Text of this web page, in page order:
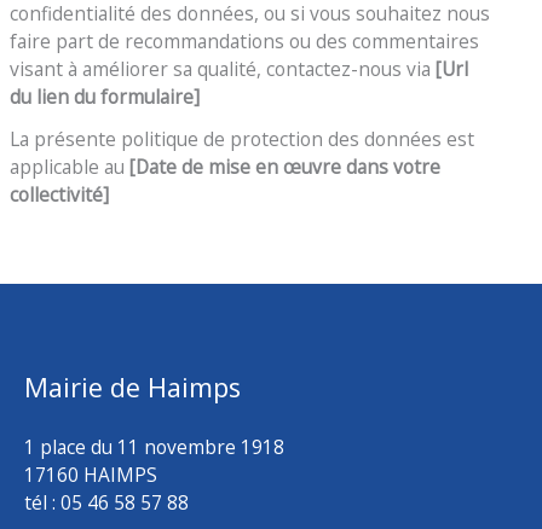
confidentialité des données, ou si vous souhaitez nous
faire part de recommandations ou des commentaires
visant à améliorer sa qualité, contactez-nous via[Url
du lien du formulaire]
La présente politique de protection des données est
applicable au[Date de mise en œuvre dans votre
collectivité]
Mairie de Haimps
1 place du 11 novembre 1918
17160 HAIMPS
tél : 05 46 58 57 88